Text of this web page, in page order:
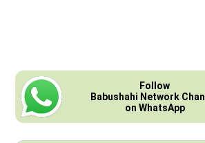
Follow
Babushahi Network
on WhatsApp